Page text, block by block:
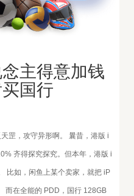
主得意加钱
国行
罡，攻守异形啊。 曩昔，港版 i
齐得探究探究。但本年，港版 i
比如，闲鱼上某个卖家，就把 iP
而在全能的 PDD，国行 128GB